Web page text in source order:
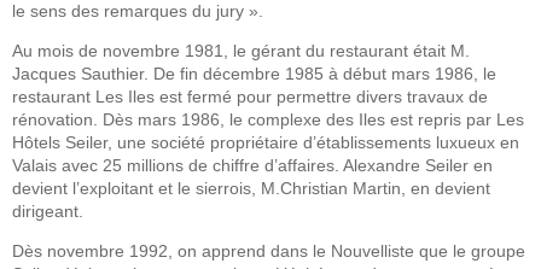
le sens des remarques du jury ».
Au mois de novembre 1981, le gérant du restaurant était M.
Jacques Sauthier. De fin décembre 1985 à début mars 1986, le
restaurant Les Iles est fermé pour permettre divers travaux de
rénovation. Dès mars 1986, le complexe des Iles est repris par Les
Hôtels Seiler, une société propriétaire d’établissements luxueux en
Valais avec 25 millions de chiffre d’affaires. Alexandre Seiler en
devient l’exploitant et le sierrois, M.Christian Martin, en devient
dirigeant.
Dès novembre 1992, on apprend dans le Nouvelliste que le groupe